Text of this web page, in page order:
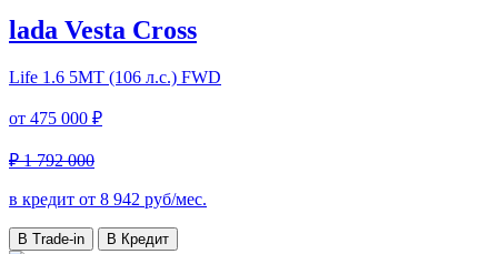
lada Vesta Cross
Life 1.6 5MT (106 л.с.) FWD
от 475 000 ₽
₽ 1 792 000
в кредит от 8 942 руб/мес.
В Trade-in В Кредит